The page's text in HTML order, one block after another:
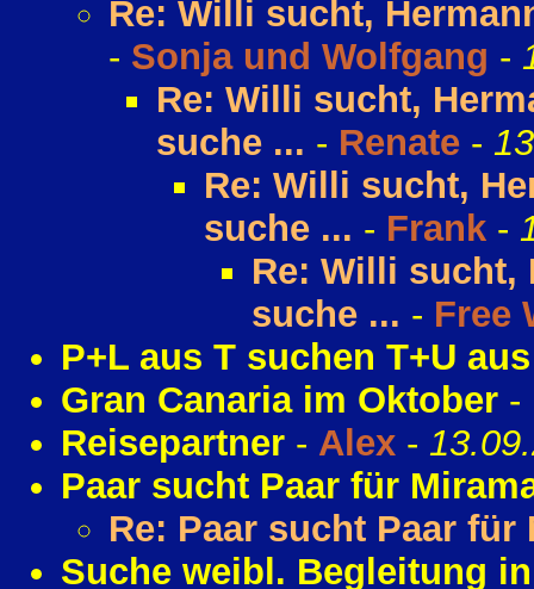
Re: Willi sucht,
- Sonja und Wolfgang -
Re: Willi sucht,
suche ... - Renate -
Re: Willi sucht,
suche ... - Frank -
Re: Willi sucht,
suche ... - Free
P+L aus T suchen T+U
Gran Canaria im Oktober -
Reisepartner - Alex -
Paar sucht Paar für
Re: Paar sucht Paar für
Suche weibl. Begleitung